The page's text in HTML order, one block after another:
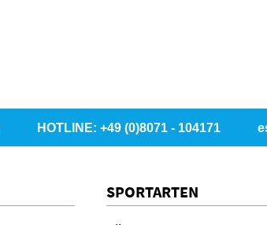
HOTLINE: +49 (0)8071 - 104171
SPORTARTEN